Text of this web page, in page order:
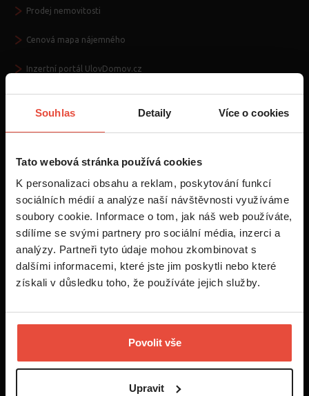
Souhlas Detaily Více o cookies
Tato webová stránka používá cookies
K personalizaci obsahu a reklam, poskytování funkcí
sociálních médií a analýze naší návštěvnosti využíváme
soubory cookie. Informace o tom, jak náš web používáte,
sdílíme se svými partnery pro sociální média, inzerci a
analýzy. Partneři tyto údaje mohou zkombinovat s
dalšími informacemi, které jste jim poskytli nebo které
získali v důsledku toho, že používáte jejich služby.
Povolit vše
Upravit
Prodej nemovitosti
Cenová mapa nájemného
Inzertní portál UlovDomov.cz
Kariéra
Napsali o nás